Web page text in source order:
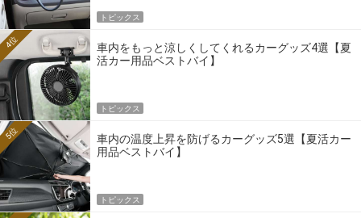
トピックス
車内をもっと涼しくしてくれるカーグッズ4選【夏
活カー用品ベストバイ】
4位
トピックス
車内の温度上昇を防げるカーグッズ5選【夏活カー
用品ベストバイ】
5位
トピックス